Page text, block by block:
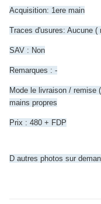
Acquisition: 1ere main
Traces d'usures: Aucune (
SAV : Non
Remarques : -
Mode le livraison / remise
mains propres
Prix : 480 + FDP
D autres photos sur